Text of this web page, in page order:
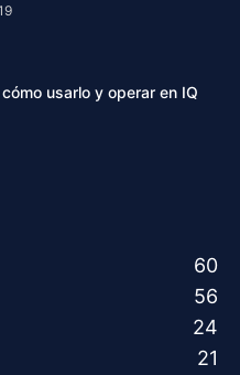
usarlo y operar en IQ
60
56
24
21